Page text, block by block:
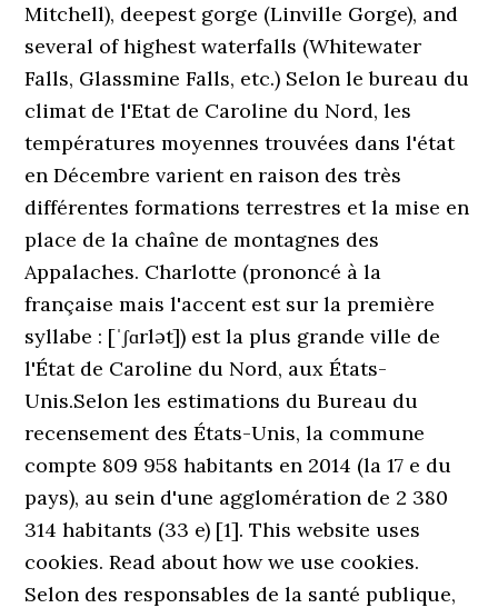
Mitchell), deepest gorge (Linville Gorge), and
several of highest waterfalls (Whitewater
Falls, Glassmine Falls, etc.) Selon le bureau du
climat de l'Etat de Caroline du Nord, les
températures moyennes trouvées dans l'état
en Décembre varient en raison des très
différentes formations terrestres et la mise en
place de la chaîne de montagnes des
Appalaches. Charlotte (prononcé à la
française mais l'accent est sur la première
syllabe : [ˈʃɑrlət]) est la plus grande ville de
l'État de Caroline du Nord, aux États-
Unis.Selon les estimations du Bureau du
recensement des États-Unis, la commune
compte 809 958 habitants en 2014 (la 17 e du
pays), au sein d'une agglomération de 2 380
314 habitants (33 e) [1]. This website uses
cookies. Read about how we use cookies.
Selon des responsables de la santé publique,